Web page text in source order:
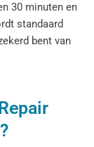
30 minuten en
standaard
bent van